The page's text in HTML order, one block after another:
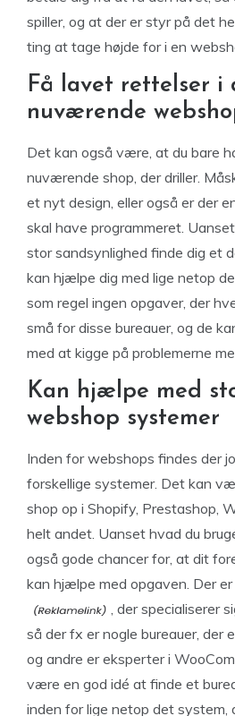
spiller, og at der er styr på det
ting at tage højde for i en
Få lavet rettelser i
nuværende
Det kan også være, at du bare
nuværende shop, der driller.
et nyt design, eller også er der
skal have programmeret.
stor sandsynlighed finde dig et
kan hjælpe dig med lige netop
som regel ingen opgaver, der
små for disse bureauer, og de
med at kigge på problemerne
Kan hjælpe med
webshop systemer
Inden for webshops findes der
forskellige systemer. Det kan
shop op i Shopify, Prestashop,
helt andet. Uanset hvad du
også gode chancer for, at dit
kan hjælpe med opgaven. Der er
, der specialiserer
så der fx er nogle bureauer, der
og andre er eksperter i
være en god idé at finde et
inden for lige netop det system,